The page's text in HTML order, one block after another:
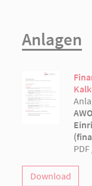
Anlagen
Download